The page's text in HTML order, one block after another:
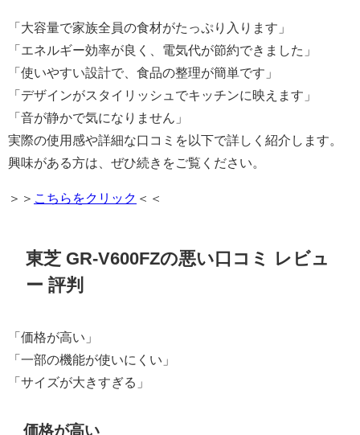
「大容量で家族全員の食材がたっぷり入ります」
「エネルギー効率が良く、電気代が節約できました」
「使いやすい設計で、食品の整理が簡単です」
「デザインがスタイリッシュでキッチンに映えます」
「音が静かで気になりません」
実際の使用感や詳細な口コミを以下で詳しく紹介します。
興味がある方は、ぜひ続きをご覧ください。
＞＞ こちらをクリック ＜＜
東芝 GR-V600FZの悪い口コミ レビュ
ー 評判
「価格が高い」
「一部の機能が使いにくい」
「サイズが大きすぎる」
価格が高い